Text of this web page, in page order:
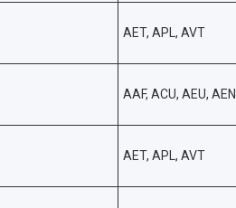
AET, APL, AVT
AAF, ACU, AEU, AEN
AET, APL, AVT